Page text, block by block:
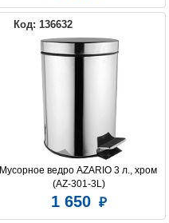
Код: 136632
Мусорное ведро AZARIO 3 л., хром
(AZ-301-3L)
1 650